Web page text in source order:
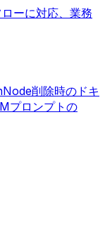
ーに対応、業務
削除時のドキ
プロンプトの